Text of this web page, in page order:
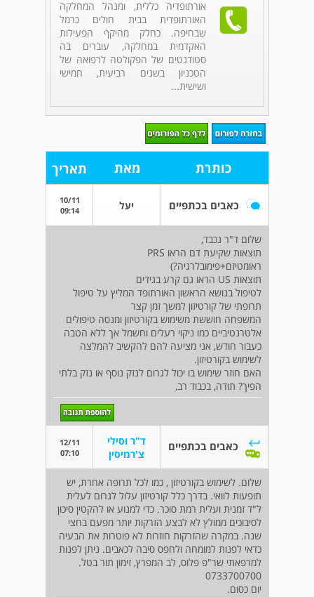
אורתופדיה כללית, ומנהל המחלקה
האורתופדית בבית חולים כרמל
שבחיפה. כחלק מהיקף הפעילות
האקדמית במחלקה, עוברים בה
סטודנטים של הפקולטה לרפואה של
הטכניון בשנים רביעית, חמישי
ושישית...
כותרת מאת תאריך
כאבים בכתפיים יעל
10/11
09:14
שלום ד"ר נכבד,
תוצאות שקיעת דם הראו PRS
ראומטיזם+פימובלרגיה?)
תוצאות US הראו גם קרע בגידים
לטיפול בנושא הראשון האורתופד המליץ על טיפול
תרופתי של קורטיזון למשך זמן קצר
המשפחה חוששת משימוש בקורטיזון ומנסה טיפולים
אלטרנטיביים כמו ניקוי רעלים וחשמל אך ללא הטבה
כעבור חודש, אני מציעה להם להקשיב להמלצה
לשימוש בקורטיזון.
האם חוזר שימוש בו יכול לגרום לנזק נוסף או נזק בלתי
הפיך? תודה, בכבוד רב,
כאבים בכתפיים
ד"ר וסילי
צ'רמיסין
12/11
07:10
שלום. לשימוש בקורטיזון , כמו לכל תרופה אחרת, יש
תופעות לוואי. בדרך כלל קורטיזון עלול לגרום לעלית
ל"ד זמנית ועלית רמת סוכר. כדי למנוע או להקטין סיכון
לסיבוכים ממולץ לא לבצע הזרקות יותר מפעם בחצי
שנה. במקרה שהזרקות חוזרות לא פוטרות את הבעיה
כדאי לפנות למומחה ולחפס סיבה לכאבים. ניתן לפנות
למרפאתי שר"פ פלוס, לב המפרץ, זימון תור בטל.
0733700700
יום כסום.